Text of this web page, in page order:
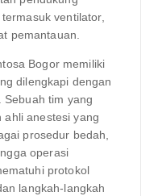
ventilator,
pemantauan.
Bogor memiliki
dilengkapi dengan
Sebuah tim yang
ahli anestesi yang
prosedur bedah,
operasi
protokol
langkah-langkah